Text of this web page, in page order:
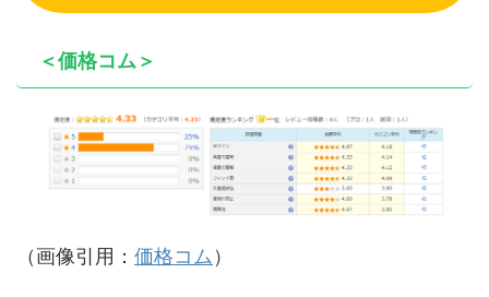
＜価格コム＞
（画像引用： 価格コム ）